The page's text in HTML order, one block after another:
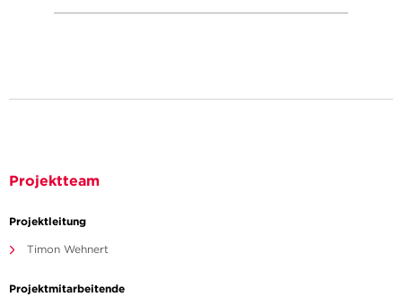
Projektteam
Projektleitung
Timon Wehnert
Projektmitarbeitende